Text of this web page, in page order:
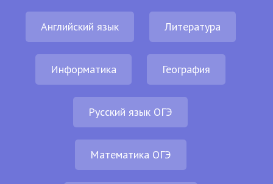
Английский язык Литература
Информатика География
Русский язык ОГЭ
Математика ОГЭ